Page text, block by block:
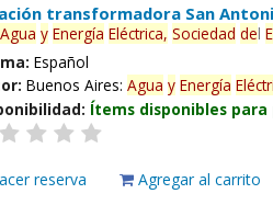
transformadora San
Agua y Energía Eléctrica, Sociedad del
Español
Buenos Aires:Agua y Energía
Ítems disponibles
reserva Agregar al carrito